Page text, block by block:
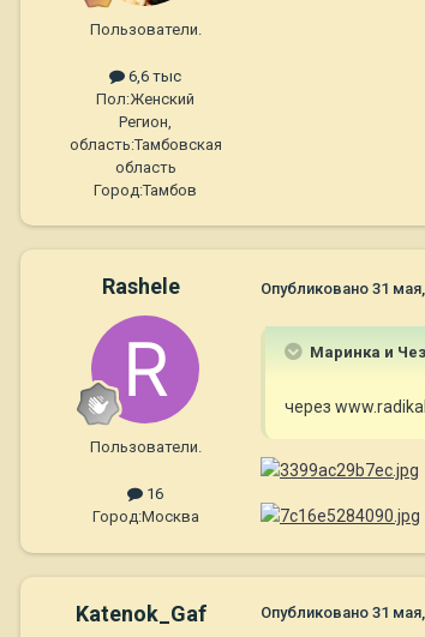
Пользователи.
6,6 тыс
Пол:Женский
Регион,
область:Тамбовская
область
Город:Тамбов
Rashele
Пользователи.
16
Город:Москва
Опубликовано 31
Маринка и
через
Katenok_Gaf Опубликовано 31